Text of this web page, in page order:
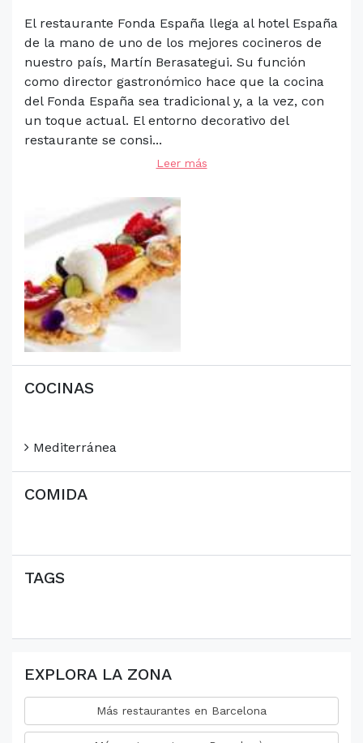
El restaurante Fonda España llega al hotel España
de la mano de uno de los mejores cocineros de
nuestro país, Martín Berasategui. Su función
como director gastronómico hace que la cocina
del Fonda España sea tradicional y, a la vez, con
un toque actual. El entorno decorativo del
restaurante se consi...
Leer más
COCINAS
Mediterránea
COMIDA
TAGS
EXPLORA LA ZONA
Más restaurantes en Barcelona